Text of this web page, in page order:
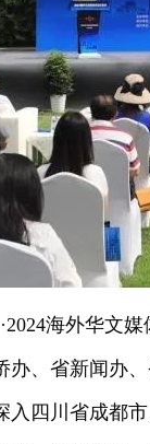
海外华文
、省新闻办
入四川省成都